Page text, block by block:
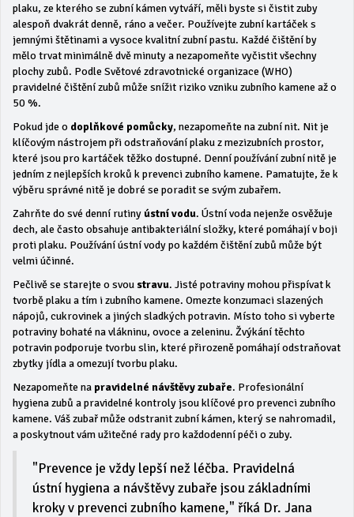
plaku, ze kterého se zubní kámen vytváří, měli byste si čistit zuby
alespoň dvakrát denně, ráno a večer. Používejte zubní kartáček s
jemnými štětinami a vysoce kvalitní zubní pastu. Každé čištění by
mělo trvat minimálně dvě minuty a nezapomeňte vyčistit všechny
plochy zubů. Podle Světové zdravotnické organizace (WHO)
pravidelné čištění zubů může snížit riziko vzniku zubního kamene až o
50 %.
Pokud jde o doplňkové pomůcky, nezapomeňte na zubní nit. Nit je
klíčovým nástrojem při odstraňování plaku z mezizubních prostor,
které jsou pro kartáček těžko dostupné. Denní používání zubní nitě je
jedním z nejlepších kroků k prevenci zubního kamene. Pamatujte, že k
výběru správné nitě je dobré se poradit se svým zubařem.
Zahrňte do své denní rutinyústní vodu. Ústní voda nejenže osvěžuje
dech, ale často obsahuje antibakteriální složky, které pomáhají v boji
proti plaku. Používání ústní vody po každém čištění zubů může být
velmi účinné.
Pečlivě se starejte o svou stravu. Jisté potraviny mohou přispívat k
tvorbě plaku a tím i zubního kamene. Omezte konzumaci slazených
nápojů, cukrovinek a jiných sladkých potravin. Místo toho si vyberte
potraviny bohaté na vlákninu, ovoce a zeleninu. Žvýkání těchto
potravin podporuje tvorbu slin, které přirozeně pomáhají odstraňovat
zbytky jídla a omezují tvorbu plaku.
Nezapomeňte na pravidelné návštěvy zubaře. Profesionální
hygiena zubů a pravidelné kontroly jsou klíčové pro prevenci zubního
kamene. Váš zubař může odstranit zubní kámen, který se nahromadil,
a poskytnout vám užitečné rady pro každodenní péči o zuby.
"Prevence je vždy lepší než léčba. Pravidelná
ústní hygiena a návštěvy zubaře jsou základními
kroky v prevenci zubního kamene," říká Dr. Jana